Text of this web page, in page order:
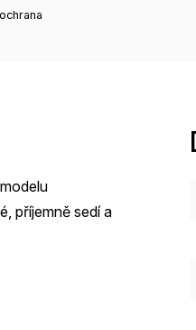
příjemně sedí a